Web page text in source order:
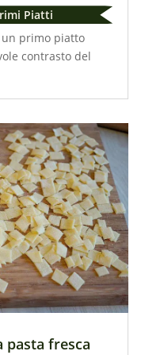
Piatti
un primo piatto
contrasto del
pasta fresca